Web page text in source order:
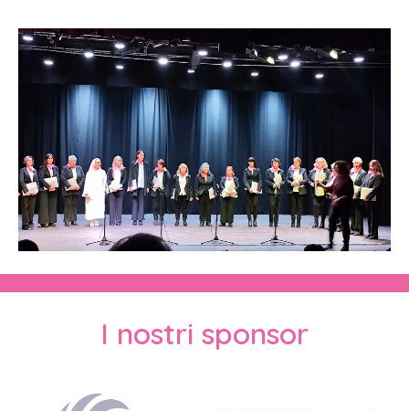
I nostri sponsor